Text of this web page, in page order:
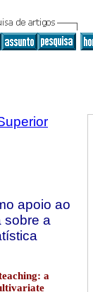
apoio ao
sobre a
a